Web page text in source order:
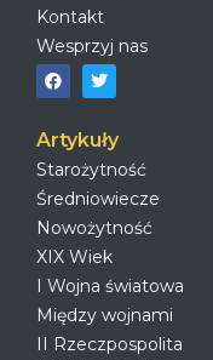
Kontakt
Wesprzyj nas
Artykuły
Starożytność
Średniowiecze
Nowożytność
XIX Wiek
I Wojna światowa
Między wojnami
II Rzeczpospolita